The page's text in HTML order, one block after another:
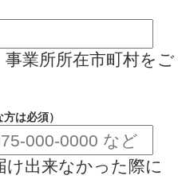
業所所在市町村をご
は必須）
け出来なかった際に